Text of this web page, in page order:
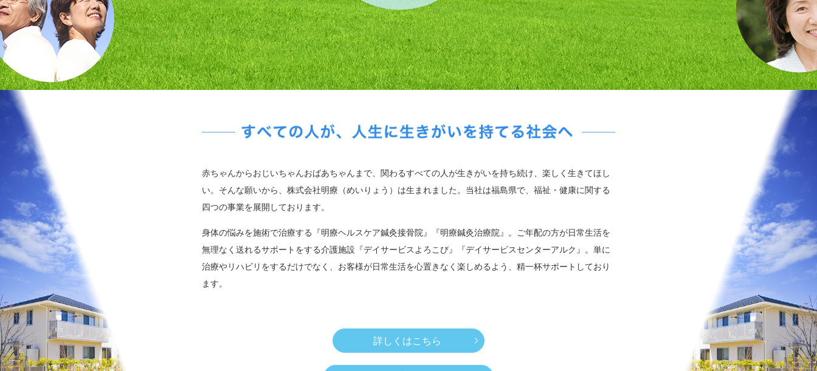
赤ちゃんからおじいちゃんおばあちゃんまで、関わるすべての人が生きがいを持ち続け、楽しく生きてほし
い。そんな願いから、株式会社明療（めいりょう）は生まれました。当社は福島県で、福祉・健康に関する
四つの事業を展開しております。
身体の悩みを施術で治療する『明療ヘルスケア鍼灸接骨院』『明療鍼灸治療院』。ご年配の方が日常生活を
無理なく送れるサポートをする介護施設『デイサービスよろこび』『デイサービスセンターアルク』。単に
治療やリハビリをするだけでなく、お客様が日常生活を心置きなく楽しめるよう、精一杯サポートしており
ます。
詳しくはこちら